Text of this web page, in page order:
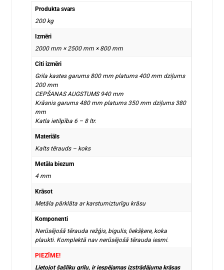
Produkta svars
200 kg
Izmēri
2000 mm × 2500 mm × 800 mm
Citi izmēri
Grila kastes garums 800 mm platums 400 mm dziļums
200 mm
CEPŠANAS AUGSTUMS 940 mm
Krāsnis garums 480 mm platums 350 mm dziļums 380
mm
Katla ietilpība 6 – 8 ltr.
Materiāls
Kalts tērauds – koks
Metāla biezum
4 mm
Krāsot
Metāla pārklāta ar karstumizturīgu krāsu
Komponenti
Nerūsējošā tērauda režģis, bigulis, liekšķere, koka
plaukti. Komplektā nav nerūsējošā tērauda iesmi.
PIEZĪME!
Lietojot šašliku grilu, ir iespējamas izstrādājuma krāsas